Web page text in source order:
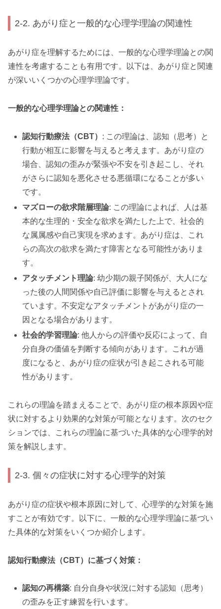
2-2. あがり症と一般的な心理学理論の関連性
あがり症を理解するためには、一般的な心理学理論との関
連性を考慮することも有用です。以下は、あがり症と関連
が深いいくつかの心理学理論です。
一般的な心理学理論との関連性：
認知行動療法（CBT） : この理論は、認知（思考）と
行動が相互に影響を与えると考えます。あがり症の
場合、認知の歪みが緊張や不安を引き起こし、それ
がさらに認知を悪化させる悪循環になることが多い
です。
マズローの欲求階層理論: この理論によれば、人は基
本的な生理的・安全な欲求を満たした上で、社会的
な属属感や自己実現を求めます。あがり症は、これ
らの高次の欲求を満たす障害となる可能性がありま
す。
アタッチメント理論: 幼少期の親子関係が、大人にな
った後の人間関係や自己評価に影響を与えるとされ
ています。不安定なアタッチメントがあがり症の一
因となる場合があります。
社会的学習理論: 他人からの評価や反応によって、自
分自身の価値を判断する傾向があります。これが過
度になると、あがり症の症状が引き起こされる可能
性があります。
これらの理論を踏まえることで、あがり症の根本原因や症
状に対するより効果的な対策が可能となります。次のセク
ションでは、これらの理論に基づいた具体的な心理学的対
策を解説します。
2-3. 個々の症状に対する心理学的対策
あがり症の症状や根本原因に対して、心理学的な対策を施
すことが有効です。以下に、一般的な心理学理論に基づい
た具体的な対策をいくつか紹介します。
認知行動療法（CBT）に基づく対策：
認知の再構築: 自分自身や状況に対する認知（思考）
の歪みを正す練習を行います。